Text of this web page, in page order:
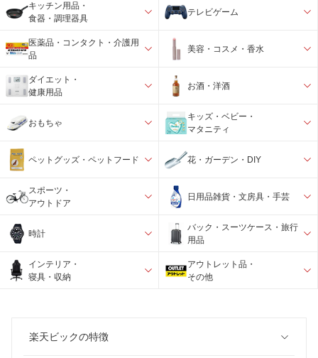
キッチン用品・
食器・調理器具
テレビゲーム
医薬品・コンタクト・介護用
品
美容・コスメ・香水
ダイエット・
健康用品
お酒・洋酒
おもちゃ
キッズ・ベビー・
マタニティ
ペットグッズ・ペットフード 花・ガーデン・DIY
スポーツ・
アウトドア
日用品雑貨・文房具・手芸
時計
バック・スーツケース・旅行
用品
インテリア・
寝具・収納
アウトレット品・
その他
楽天ビックの特徴